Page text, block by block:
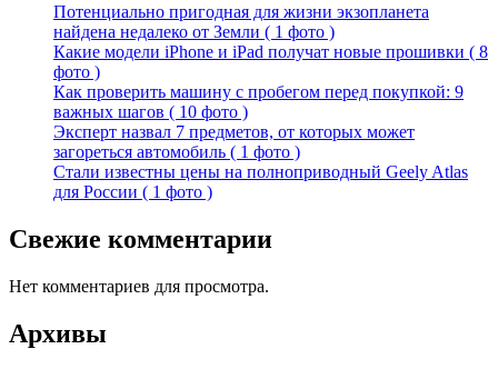
Потенциально пригодная для жизни экзопланета
найдена недалеко от Земли ( 1 фото )
Какие модели iPhone и iPad получат новые прошивки ( 8
фото )
Как проверить машину с пробегом перед покупкой: 9
важных шагов ( 10 фото )
Эксперт назвал 7 предметов, от которых может
загореться автомобиль ( 1 фото )
Стали известны цены на полноприводный Geely Atlas
для России ( 1 фото )
Свежие комментарии
Нет комментариев для просмотра.
Архивы